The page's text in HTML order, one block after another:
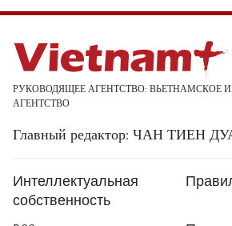
РУКОВОДЯЩЕЕ АГЕНТСТВО: ВЬЕТНАМСКОЕ
АГЕНТСТВО
Главный редактор: ЧАН ТИЕН
Интеллектуальная
собственность